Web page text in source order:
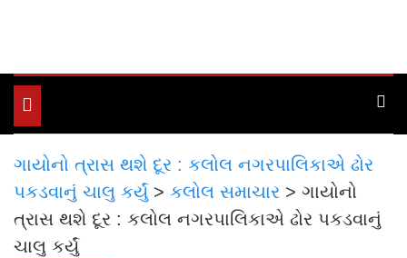
Toggle
navigation
ગાયોનો ત્રાસ થશે દૂર : કલોલ નગરપાલિકાએ ઢોર
પકડવાનું ચાલુ કર્યું> કલોલ સમાચાર > ગાયોનો
ત્રાસ થશે દૂર : કલોલ નગરપાલિકાએ ઢોર પકડવાનું
ચાલુ કર્યું